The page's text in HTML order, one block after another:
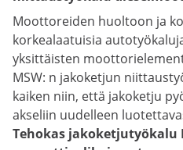
Moottoreiden huoltoon ja
korkealaatuisia
yksittäisten
MSW: n jakoketjun
kaiken niin, että jakoketju
akseliin uudelleen
Tehokas jakoketjutyökalu